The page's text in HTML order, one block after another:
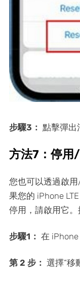
步驟3： 點擊彈出
方法7：停用
您也可以透過啟
果您的 iPhone
停用，請啟用它。
步驟1： 在 iPhone
第 2 步： 選擇“移